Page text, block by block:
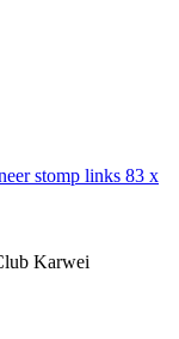
stomp links 83 x
Karwei